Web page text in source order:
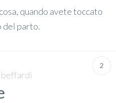
quando avete toccato
del parto.
2
beffardi